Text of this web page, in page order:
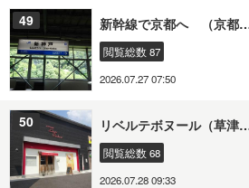
49 新幹線で京都へ （京都
閲覧総数 87
2026.07.27 07:50
50 リベルテボヌール（草津
閲覧総数 68
2026.07.28 09:33